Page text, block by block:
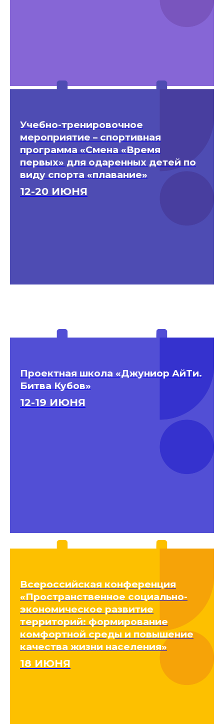
Учебно-тренировочное
мероприятие – спортивная
программа «Смена «Время
первых» для одаренных детей по
виду спорта «плавание»
12-20 ИЮНЯ
Проектная школа «Джуниор АйТи.
Битва Кубов»
12-19 ИЮНЯ
Всероссийская конференция
«Пространственное социально-
экономическое развитие
территорий: формирование
комфортной среды и повышение
качества жизни населения»
18 ИЮНЯ